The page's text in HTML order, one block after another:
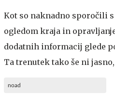
Kot so naknadno sporočili
ogledom kraja in
dodatnih informacij glede
Ta trenutek tako še ni
noad